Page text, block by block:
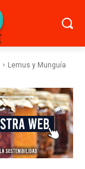
Lemus y Munguía